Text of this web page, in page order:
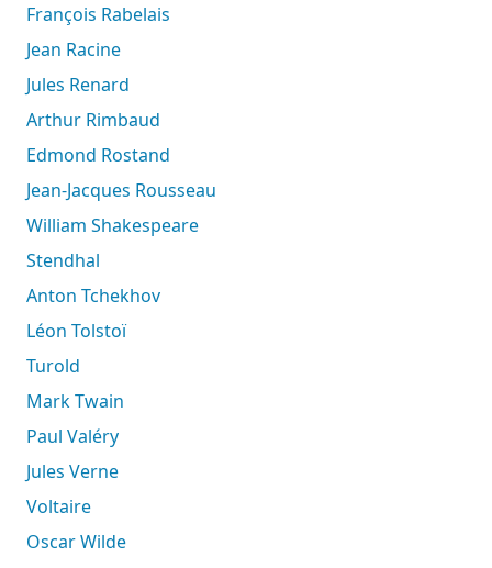
François Rabelais
Jean Racine
Jules Renard
Arthur Rimbaud
Edmond Rostand
Jean-Jacques Rousseau
William Shakespeare
Stendhal
Anton Tchekhov
Léon Tolstoï
Turold
Mark Twain
Paul Valéry
Jules Verne
Voltaire
Oscar Wilde